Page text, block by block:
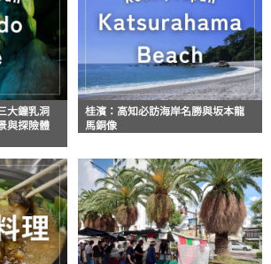
大鐘乳洞
與探險體
桂濱：高知必訪海岸名勝與坂本龍
馬銅像